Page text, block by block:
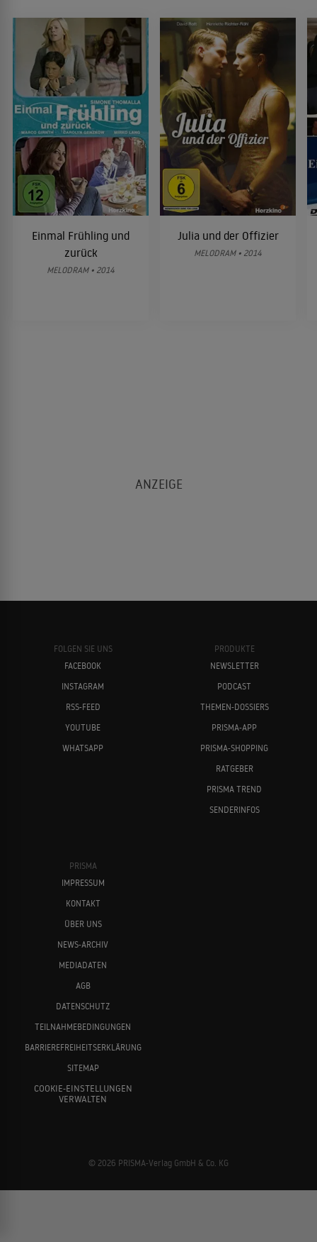
Einmal Frühling und
zurück
MELODRAM • 2014
Julia und der Offizier
MELODRAM • 2014
FOLGEN SIE UNS
FACEBOOK
INSTAGRAM
RSS-FEED
YOUTUBE
WHATSAPP
PRODUKTE
NEWSLETTER
PODCAST
THEMEN-DOSSIERS
PRISMA-APP
PRISMA-SHOPPING
RATGEBER
PRISMA TREND
SENDERINFOS
PRISMA
IMPRESSUM
KONTAKT
ÜBER UNS
NEWS-ARCHIV
MEDIADATEN
AGB
DATENSCHUTZ
TEILNAHMEBEDINGUNGEN
BARRIEREFREIHEITSERKLÄRUNG
SITEMAP
COOKIE-EINSTELLUNGEN
VERWALTEN
© 2026 PRISMA-Verlag GmbH & Co. KG